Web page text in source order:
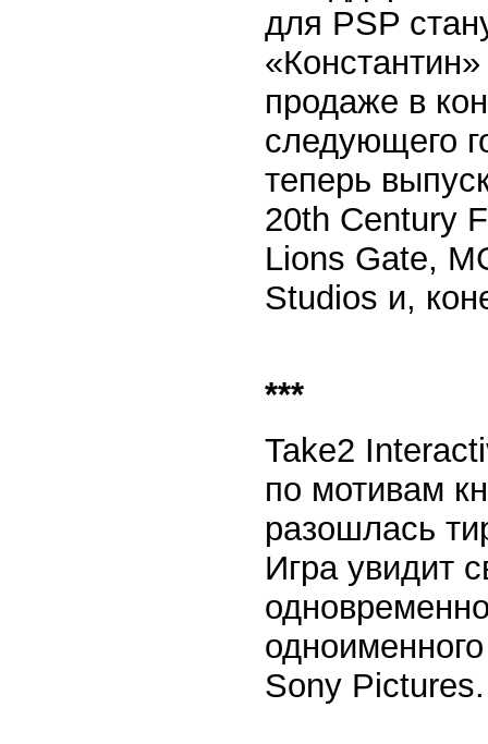
для PSP
продаже в
следующего
теперь
20th Century
Lions Gate,
Studios и,
***
Take2
по мотивам
разошлась
Игра увидит
Sony